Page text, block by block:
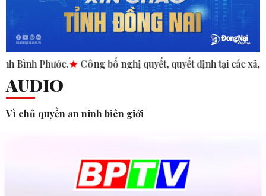
Công bố nghị quyết, quyết định tại các xã, phường.
AUDIO
Vì chủ quyền an ninh biên giới